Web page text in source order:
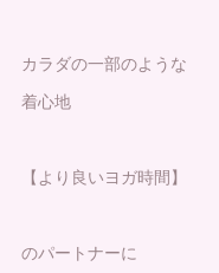
カラダの一部のような
着心地
【より良いヨガ時間】
のパートナーに